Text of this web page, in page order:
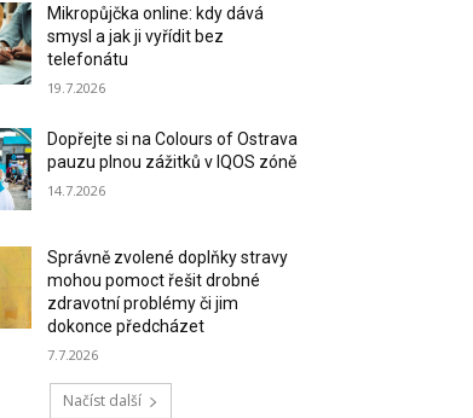
Mikropůjčka online: kdy dává
smysl a jak ji vyřídit bez
telefonátu
19.7.2026
Dopřejte si na Colours of Ostrava
pauzu plnou zážitků v IQOS zóně
14.7.2026
Správně zvolené doplňky stravy
mohou pomoct řešit drobné
zdravotní problémy či jim
dokonce předcházet
7.7.2026
Načíst další